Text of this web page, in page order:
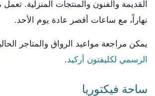
القديمة والفنون والمنتجات المنزلية.
نهاراً، مع ساعات أقصر عادة يوم الأحد.
يمكن مراجعة مواعيد الرواق والمتاجر
الرسمي لكليفتون أركيد.
ساحة فيكتوريا